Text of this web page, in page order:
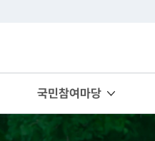
국민참여마당